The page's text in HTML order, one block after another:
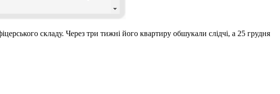
складу. Через три тижні його квартиру обшукали слідчі, а 25 грудня